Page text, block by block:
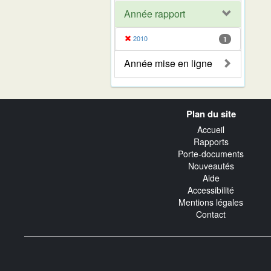
Année rapport
2010 1
Année mise en ligne
Plan du site
Accueil
Rapports
Porte-documents
Nouveautés
Aide
Accessibilité
Mentions légales
Contact